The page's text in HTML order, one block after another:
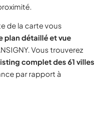
de la carte vous
plan détaillé et vue
Vous trouverez
complet des 61 villes
par rapport à